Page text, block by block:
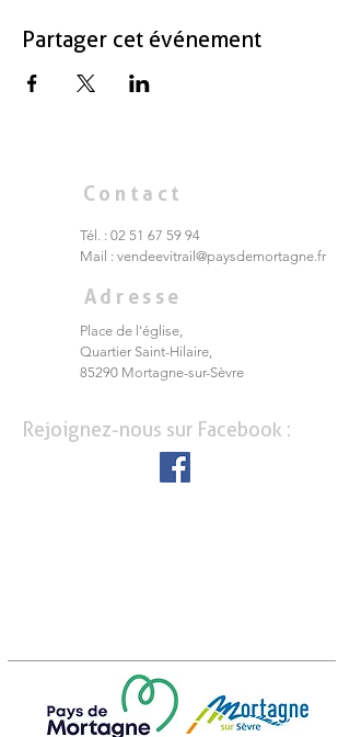
Partager cet événement
Contact
Tél. : 02 51 67 59 94
Mail : vendeevitrail@paysdemortagne.fr
Adresse
Place de l'église,
Quartier Saint-Hilaire,
85290 Mortagne-sur-Sèvre
Rejoignez-nous sur Facebook :